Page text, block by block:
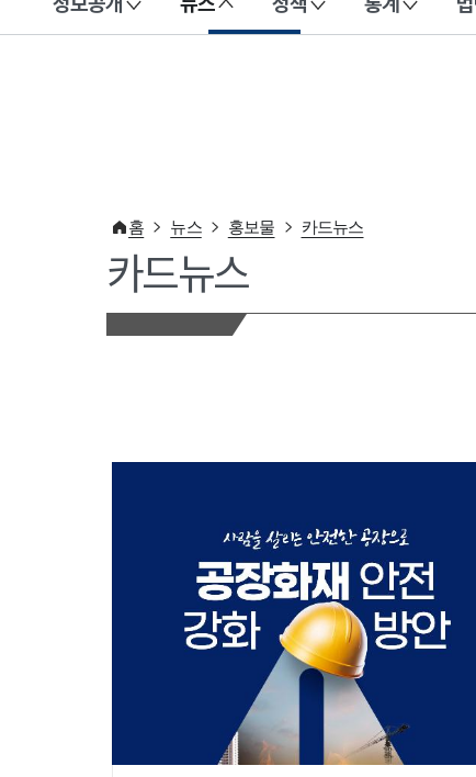
이 누리집은 대한민국 공식 전자정부 누리집입니다.
홈 뉴스 홍보물 카드뉴스
카드뉴스